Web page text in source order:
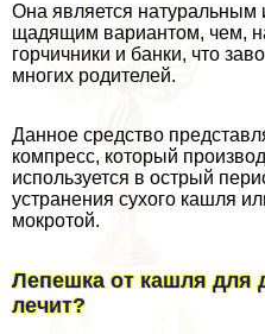
Она является натуральным
щадящим вариантом, чем,
горчичники и банки, что
многих родителей.
Данное средство
компресс, который
используется в острый
устранения сухого кашля
мокротой.
Лепешка от кашля для
лечит?